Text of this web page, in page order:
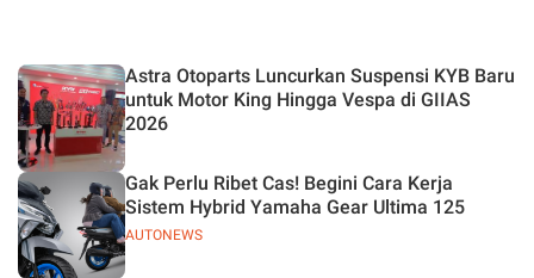
Astra Otoparts Luncurkan Suspensi KYB Baru
untuk Motor King Hingga Vespa di GIIAS
2026
AUTONEWS
Gak Perlu Ribet Cas! Begini Cara Kerja
Sistem Hybrid Yamaha Gear Ultima 125